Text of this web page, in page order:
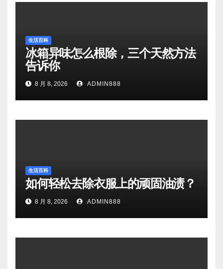
生活百科
冰箱异味怎么根除，三个天然方法
告诉你
8 月 8, 2026 ADMIN888
生活百科
如何轻松去除衣服上的顽固油渍？
8 月 8, 2026 ADMIN888